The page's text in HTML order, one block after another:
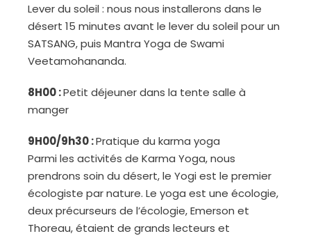
Lever du soleil : nous nous installerons dans le
désert 15 minutes avant le lever du soleil pour un
SATSANG, puis Mantra Yoga de Swami
Veetamohananda.
8H00 :Petit déjeuner dans la tente salle à
manger
9H00/9h30 :Pratique du karma yoga
Parmi les activités de Karma Yoga, nous
prendrons soin du désert, le Yogi est le premier
écologiste par nature. Le yoga est une écologie,
deux précurseurs de l’écologie, Emerson et
Thoreau, étaient de grands lecteurs et